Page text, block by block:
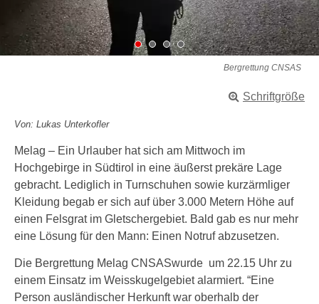
Bergrettung CNSAS
Schriftgröße
Von: Lukas Unterkofler
Melag – Ein Urlauber hat sich am Mittwoch im
Hochgebirge in Südtirol in eine äußerst prekäre Lage
gebracht. Lediglich in Turnschuhen sowie kurzärmliger
Kleidung begab er sich auf über 3.000 Metern Höhe auf
einen Felsgrat im Gletschergebiet. Bald gab es nur mehr
eine Lösung für den Mann: Einen Notruf abzusetzen.
Die Bergrettung Melag CNSASwurde um 22.15 Uhr zu
einem Einsatz im Weisskugelgebiet alarmiert. “Eine
Person ausländischer Herkunft war oberhalb der